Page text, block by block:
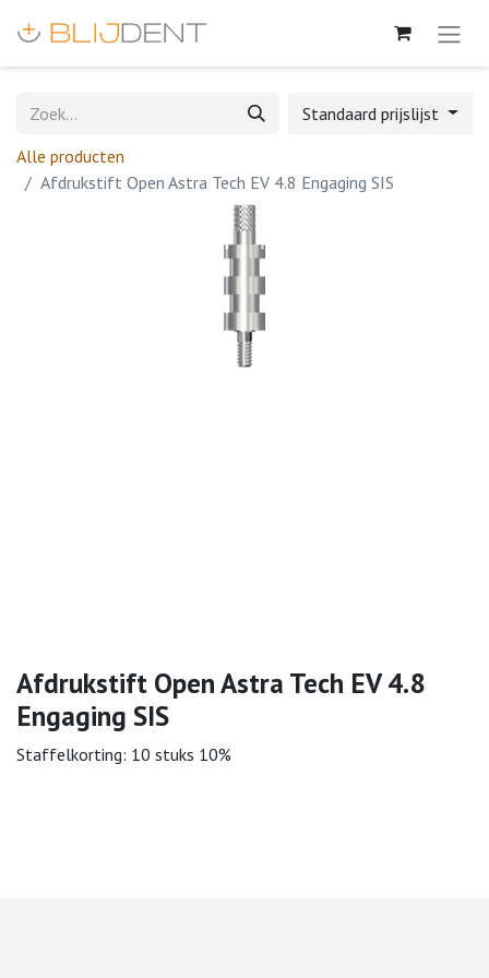
Standaard prijslijst
Alle producten
Afdrukstift Open Astra Tech EV 4.8 Engaging SIS
Afdrukstift Open Astra Tech EV 4.8
Engaging SIS
Staffelkorting: 10 stuks 10%